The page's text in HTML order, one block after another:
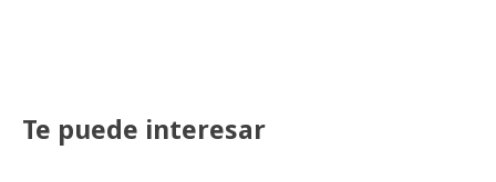
Te puede interesar